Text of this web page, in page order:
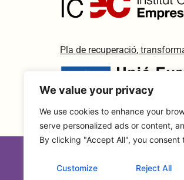
We value your privacy
We use cookies to enhance your
serve personalized ads or content,
By clicking "Accept All", you consent
Customize Reject All
Pla de recuperació,